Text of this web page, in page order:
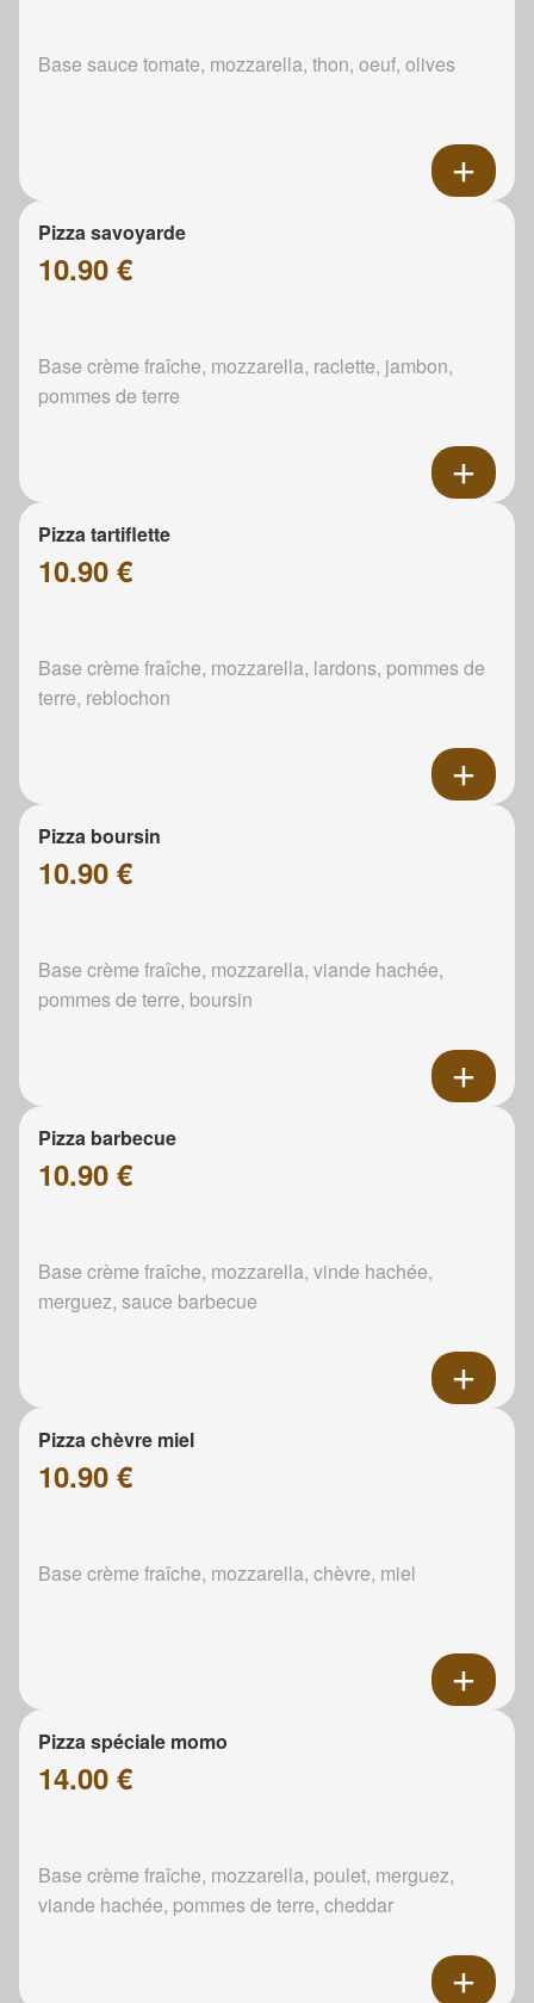
Base sauce tomate, mozzarella, thon, oeuf, olives
Pizza savoyarde
10.90 €
Base crème fraîche, mozzarella, raclette, jambon,
pommes de terre
Pizza tartiflette
10.90 €
Base crème fraîche, mozzarella, lardons, pommes de
terre, reblochon
Pizza boursin
10.90 €
Base crème fraîche, mozzarella, viande hachée,
pommes de terre, boursin
Pizza barbecue
10.90 €
Base crème fraîche, mozzarella, vinde hachée,
merguez, sauce barbecue
Pizza chèvre miel
10.90 €
Base crème fraîche, mozzarella, chèvre, miel
Pizza spéciale momo
14.00 €
Base crème fraîche, mozzarella, poulet, merguez,
viande hachée, pommes de terre, cheddar